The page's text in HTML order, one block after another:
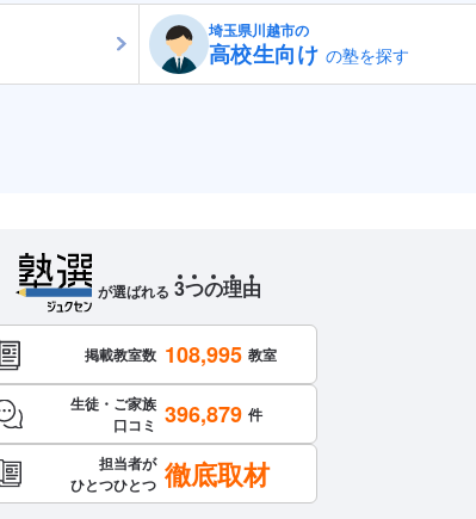
埼玉県川越市の
高校生向け の塾を探す
が選ばれる 3つの理由
掲載教室数 108,995 教室
生徒・ご家族
口コミ 396,879 件
担当者が
ひとつひとつ 徹底取材